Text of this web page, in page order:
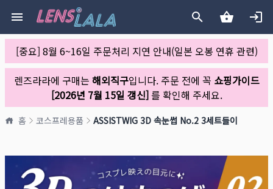
[중요] 8월 6~16일 주문처리 지연 안내(일본 오봉 연휴 관련)
렌즈라라에 구매는 해외직구입니다. 주문 전에 꼭 쇼핑가이드
[2026년 7월 15일 갱신]를 확인해 주세요.
홈 코스프레용품 ASSISTWIG 3D 속눈썹 No.2 3세트들이